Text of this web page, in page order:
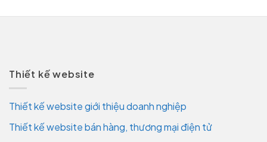
Thiết kế website
Thiết kế website giới thiệu doanh nghiệp
Thiết kế website bán hàng, thương mại điện tử